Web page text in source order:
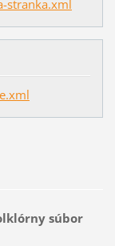
stranka.xml
súbor